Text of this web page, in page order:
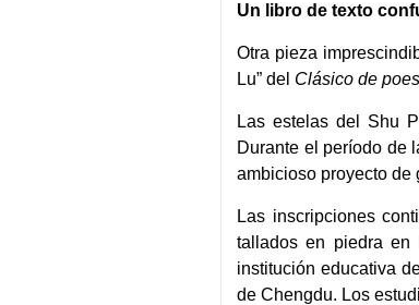
Un libro de texto
Otra pieza
Lu” del Clásico de
Las estelas del Shu
Durante el período de
ambicioso proyecto de
Las inscripciones
tallados en piedra en
institución educativa
de Chengdu. Los